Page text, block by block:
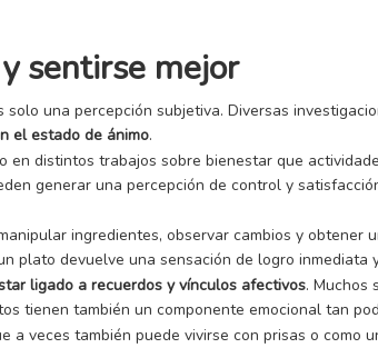
sentirse mejor
una percepción subjetiva. Diversas
el estado de ánimo.
en distintos trabajos sobre bienestar que
generar una percepción de control y
ingredientes, observar cambios y obtener
plato devuelve una sensación de logro inmediata
ligado a recuerdos y vínculos afectivos. Muchos
tienen también un componente emocional tan
a veces también puede vivirse con prisas o como